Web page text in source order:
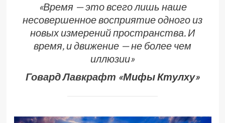
«Время — это всего лишь наше
несовершенное восприятие одного из
новых измерений пространства. И
время, и движение — не более чем
иллюзии»
Говард Лавкрафт «Мифы Ктулху»